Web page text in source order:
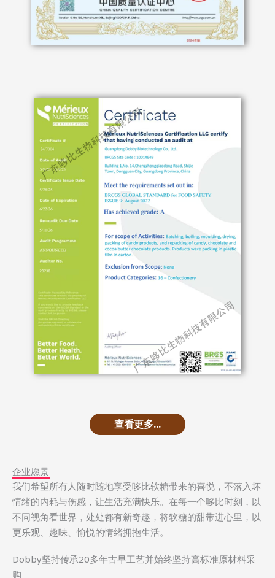
查看更多...
企业愿景
我们希望所有⼈随时随地享受哆⽐软糖带来的喜悦，不落⼊坏
情绪的内耗与伤感，让⽣活充满快乐。在每⼀个哆⽐时刻，以
不同视⻆看世界，处处都有新奇趣，将软糖的甜带进⼼⾥，以
更乐观、趣味、愉悦的情绪拥抱⽣活。
Dobby坚持传承20多年古早工艺并始终坚持高标准原材料采
购